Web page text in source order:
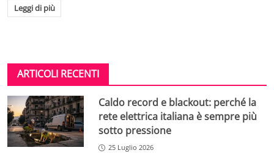
Leggi di più
ARTICOLI RECENTI
Caldo record e blackout: perché la
rete elettrica italiana è sempre più
sotto pressione
25 Luglio 2026